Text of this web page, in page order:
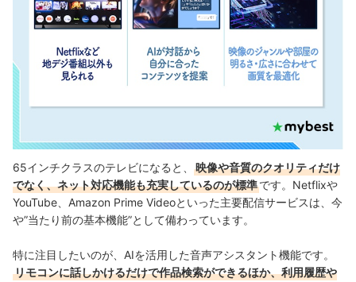
65インチクラスのテレビになると、
映像や音質のクオリティだけ
でなく、ネット対応機能も充実しているのが標準です。Netflixや
YouTube、Amazon Prime Videoといった主要配信サービスは、今
や”当たり前の基本機能”として備わっています。
特に注目したいのが、AIを活用した音声アシスタント機能です。
リモコンに話しかけるだけで作品検索ができるほか、利用履歴や